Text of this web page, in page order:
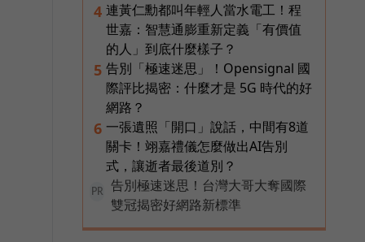
4 連黃仁勳都叫年輕人當水電工！程
世嘉：智慧通膨重新定義「有價值
的人」到底什麼樣子？
5 告別「極速迷思」！Opensignal 國
際評比揭密：什麼才是 5G 時代的好
網路？
6 一張遺照「開口」說話，中間有8道
關卡！翊嘉禮儀怎麼做出AI告別
式，讓逝者最後道別？
PR
告別極速迷思！台灣大哥大奪國際
雙冠揭密好網路新標準